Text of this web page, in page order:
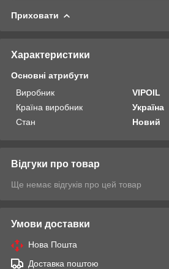
Приховати
Характеристики
Основні атрибути
Виробник
VIPOIL
Країна виробник
Україна
Стан
Новий
Відгуки про товар
Ще немає відгуків про цей товар
Умови доставки
Нова Пошта
Доставка поштою